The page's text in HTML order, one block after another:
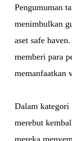
Pengumuman
menimbulkan
aset safe
memberi para
memanfaatkan
Dalam kategori
merebut
mereka